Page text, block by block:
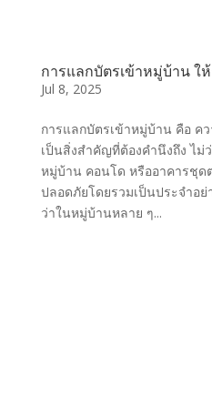
การแลกบัตรเข้าหมู่บ้าน ใ
Jul 8, 2025
การแลกบัตรเข้าหมู่บ้าน คือ ค
เป็นสิ่งสำคัญที่ต้องคำนึงถึง ไม่
หมู่บ้าน คอนโด หรืออาคารชุด
ปลอดภัยโดยรวมเป็นประจำอย่
ว่าในหมู่บ้านหลาย ๆ...